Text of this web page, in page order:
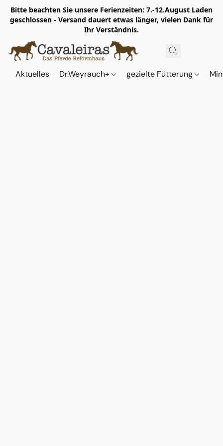
Bitte beachten Sie unsere Ferienzeiten: 7.-12.August Laden
geschlossen - Versand dauert etwas länger, vielen Dank für
Ihr Verständnis.
Aktuelles Dr.Weyrauch+ gezielte Fütterung